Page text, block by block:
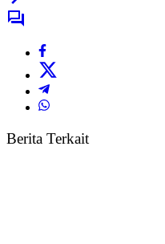
Berita Terkait